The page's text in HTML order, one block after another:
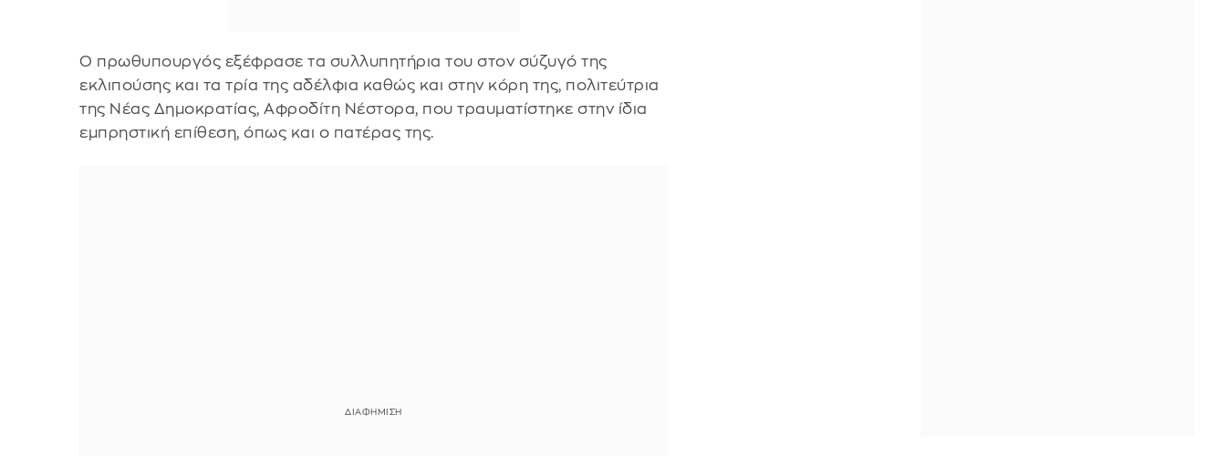
Ο πρωθυπουργός εξέφρασε τα συλλυπητήρια του στον σύζυγό της
εκλιπούσης και τα τρία της αδέλφια καθώς και στην κόρη της, πολιτεύτρια
της Νέας Δημοκρατίας, Αφροδίτη Νέστορα, που τραυματίστηκε στην ίδια
εμπρηστική επίθεση, όπως και ο πατέρας της.